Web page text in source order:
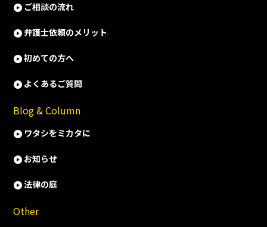
ご相談の流れ
弁護士依頼のメリット
初めての方へ
よくあるご質問
Blog & Column
ワタシをミカタに
お知らせ
法律の庭
Other